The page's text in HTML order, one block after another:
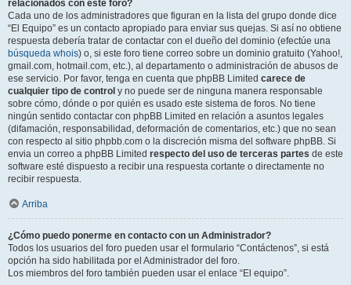
relacionados con este foro?
Cada uno de los administradores que figuran en la lista del grupo donde dice
“El Equipo” es un contacto apropiado para enviar sus quejas. Si así no obtiene
respuesta debería tratar de contactar con el dueño del dominio (efectúe una
búsqueda whois) o, si este foro tiene correo sobre un dominio gratuito (Yahoo!,
gmail.com, hotmail.com, etc.), al departamento o administración de abusos de
ese servicio. Por favor, tenga en cuenta que phpBB Limited carece de
cualquier tipo de control y no puede ser de ninguna manera responsable
sobre cómo, dónde o por quién es usado este sistema de foros. No tiene
ningún sentido contactar con phpBB Limited en relación a asuntos legales
(difamación, responsabilidad, deformación de comentarios, etc.) que no sean
con respecto al sitio phpbb.com o la discreción misma del software phpBB. Si
envia un correo a phpBB Limited respecto del uso de terceras partes de este
software esté dispuesto a recibir una respuesta cortante o directamente no
recibir respuesta.
Arriba
¿Cómo puedo ponerme en contacto con un Administrador?
Todos los usuarios del foro pueden usar el formulario “Contáctenos”, si está
opción ha sido habilitada por el Administrador del foro.
Los miembros del foro también pueden usar el enlace “El equipo”.